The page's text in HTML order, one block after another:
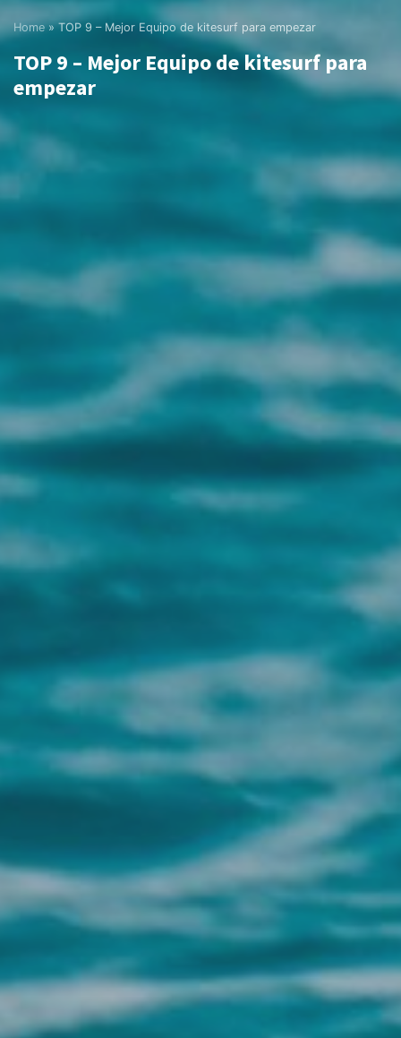
Home»TOP 9 – Mejor Equipo de kitesurf para empezar
TOP 9 – Mejor Equipo de kitesurf para
empezar